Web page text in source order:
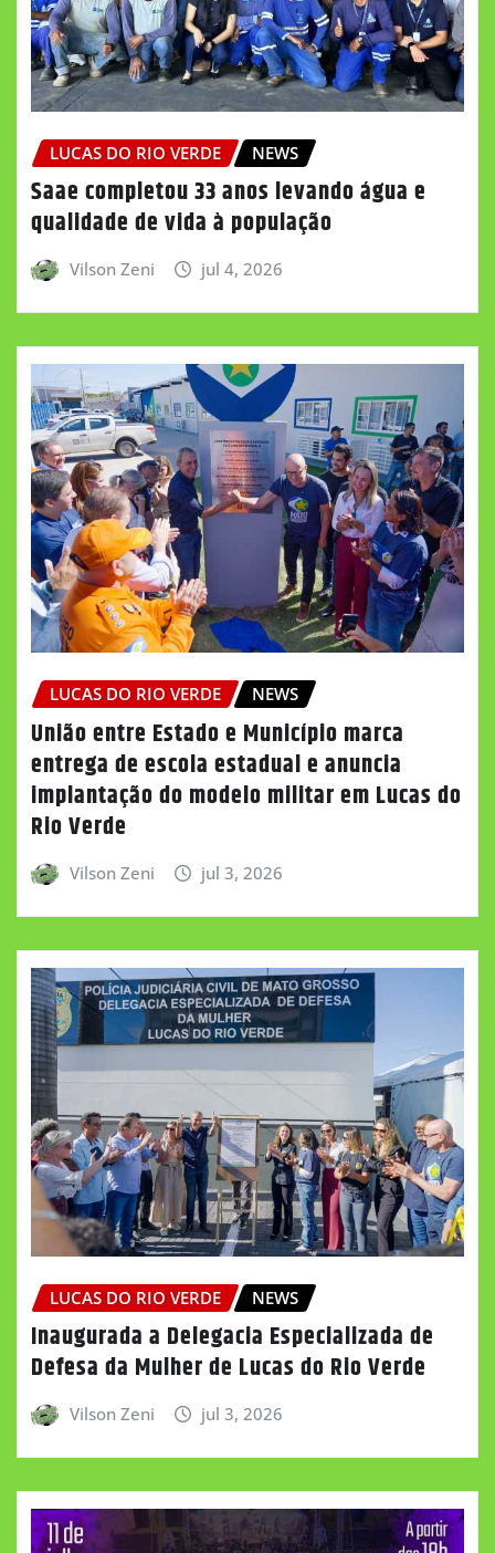
LUCAS DO RIO VERDE NEWS
Saae completou 33 anos levando água e
qualidade de vida à população
Vilson Zeni jul 4, 2026
LUCAS DO RIO VERDE NEWS
União entre Estado e Município marca
entrega de escola estadual e anuncia
implantação do modelo militar em Lucas do
Rio Verde
Vilson Zeni jul 3, 2026
LUCAS DO RIO VERDE NEWS
Inaugurada a Delegacia Especializada de
Defesa da Mulher de Lucas do Rio Verde
Vilson Zeni jul 3, 2026